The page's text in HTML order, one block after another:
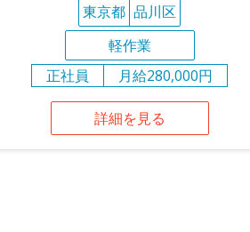
東京都 品川区
軽作業
正社員
月給280,000円
詳細を見る